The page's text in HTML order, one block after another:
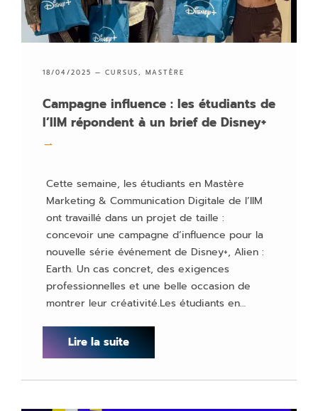
18/04/2025 —CURSUS,MASTÈRE
Campagne influence : les étudiants de
l’IIM répondent à un brief de Disney+
→
Cette semaine, les étudiants en Mastère
Marketing & Communication Digitale de l’IIM
ont travaillé dans un projet de taille :
concevoir une campagne d’influence pour la
nouvelle série événement de Disney+, Alien :
Earth. Un cas concret, des exigences
professionnelles et une belle occasion de
montrer leur créativité.Les étudiants en…
Lire la suite